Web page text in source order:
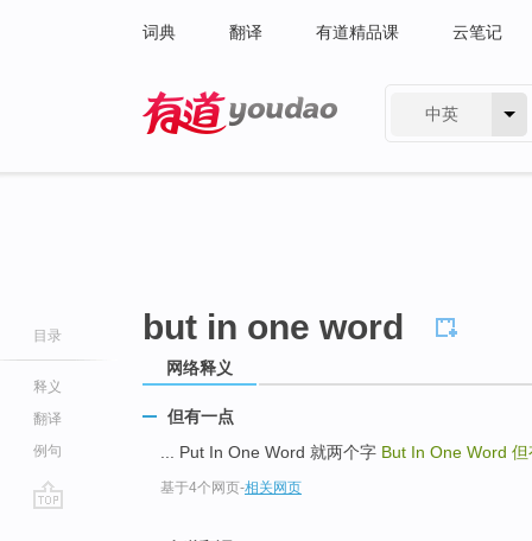
词典 翻译 有道精品课 云笔记
中英
目录
释义
翻译
例句
but in one word
网络释义
但有一点
... Put In One Word 就两个字 But In One Word 但
基于4个网页-相关网页